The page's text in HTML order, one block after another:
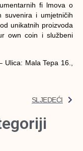
fi lmova o
suvenira i umjetničih
unikatnih proizvoda
own coin i službeni
Ulica: Mala Tepa 16.,
SLJEDEĆI